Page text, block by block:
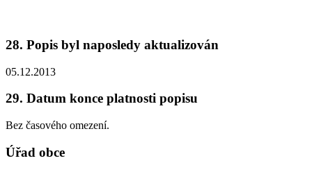
28. Popis byl naposledy aktualizován
05.12.2013
29. Datum konce platnosti popisu
Bez časového omezení.
Úřad obce